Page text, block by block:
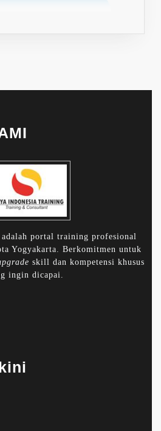
portal training profesional
Yogyakarta. Berkomitmen untuk
skill dan kompetensi khusus
ingin dicapai.